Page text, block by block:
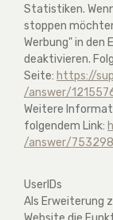
Statistiken.
stoppen
Werbung" in den
deaktivieren.
Seite: https://
/answer/
Weitere
folgendem Link:
/answer/
UserIDs
Als Erweiterung